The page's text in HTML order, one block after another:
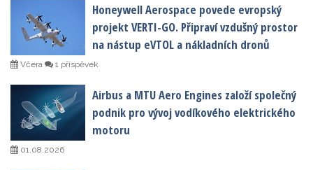
Honeywell Aerospace povede evropský
projekt VERTI-GO. Připraví vzdušný prostor
na nástup eVTOL a nákladních dronů
Včera 1 příspěvek
Airbus a MTU Aero Engines založí společný
podnik pro vývoj vodíkového elektrického
motoru
01.08.2026